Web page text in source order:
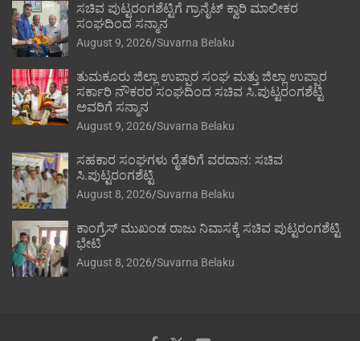
ಸಚಿವ ಪುಟ್ಟರಂಗಶೆಟ್ಟಿಗೆ ಗ್ರಾನೈಟ್ ಕ್ವಾರಿ ಮಾಲೀಕರ
ಸಂಘದಿಂದ ಸನ್ಮಾನ
August 9, 2026 Suvarna Belaku
ತುಮಕೂರು ಜಿಲ್ಲಾ ಉಪ್ಪಾರ ಸಂಘ ಮತ್ತು ಜಿಲ್ಲಾ ಉಪ್ಪಾರ
ಸರ್ಕಾರಿ ನೌಕರರ ಸಂಘದಿಂದ ಸಚಿವ ಸಿ.ಪುಟ್ಟರಂಗಶೆಟ್ಟಿ
ಅವರಿಗೆ ಸನ್ಮಾನ
August 9, 2026 Suvarna Belaku
ಸಹಕಾರ ಸಂಘಗಳು ರೈತರಿಗೆ ವರದಾನ: ಸಚಿವ
ಸಿ.ಪುಟ್ಟರಂಗಶೆಟ್ಟಿ
August 8, 2026 Suvarna Belaku
ಕಾಂಗ್ರೆಸ್ ಮುಖಂಡ ರಾಜು ನಿವಾಸಕ್ಕೆ ಸಚಿವ ಪುಟ್ಟರಂಗಶೆಟ್ಟಿ
ಭೇಟಿ
August 8, 2026 Suvarna Belaku